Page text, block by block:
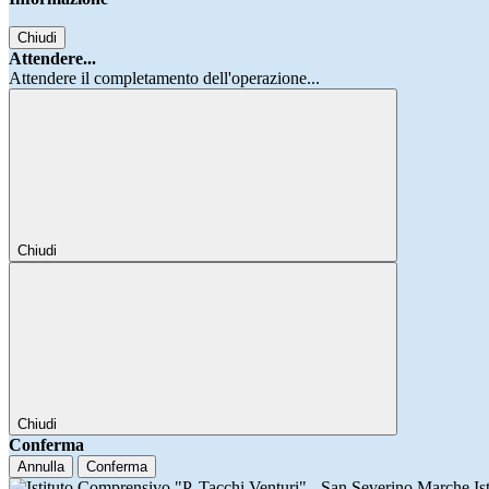
Chiudi
Attendere...
Attendere il completamento dell'operazione...
Chiudi
Chiudi
Conferma
Annulla Conferma